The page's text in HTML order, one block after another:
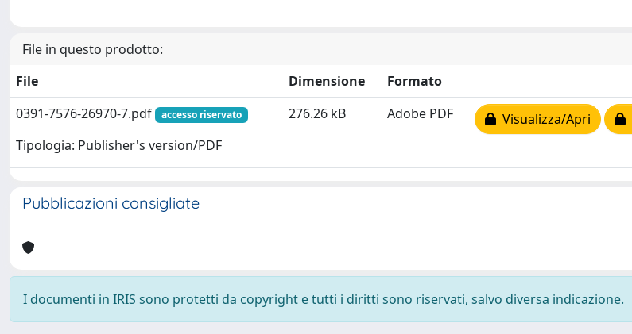
File in questo prodotto:
File
Dimensione
Formato
0391-7576-26970-7.pdf
accesso riservato
Tipologia: Publisher's version/PDF
276.26 kB Adobe PDF Visualizza/Apri
Pubblicazioni consigliate
I documenti in IRIS sono protetti da copyright e tutti i diritti sono riservati, salvo diversa indicazione.